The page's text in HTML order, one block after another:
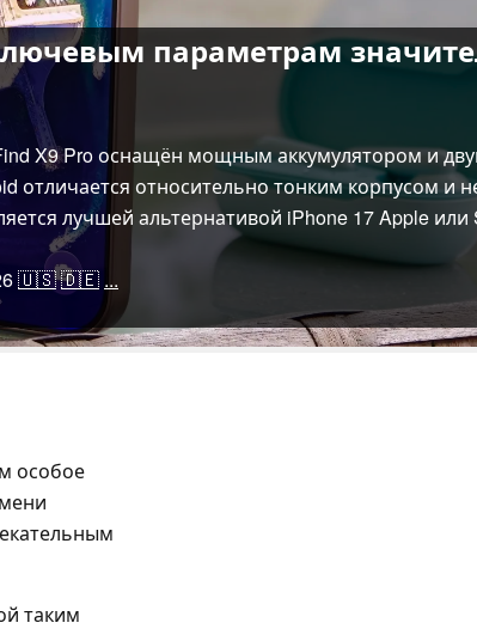
параметрам
X9 Pro оснащён мощным аккумулятором и
отличается относительно тонким корпусом и
лучшей альтернативой iPhone 17 Apple или
🇺🇸🇩🇪 ...
особое
таким